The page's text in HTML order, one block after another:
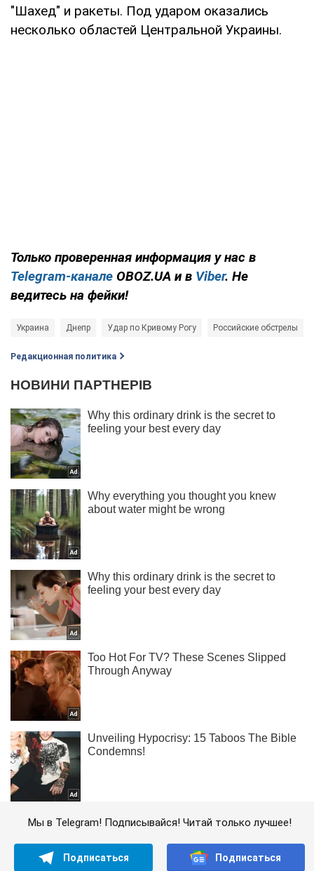
"Шахед" и ракеты. Под ударом оказались
несколько областей Центральной Украины.
Только проверенная информация у нас в
Telegram-канале OBOZ.UA и в Viber. Не
ведитесь на фейки!
Украина Днепр Удар по Кривому Рогу Российские обстрелы
Редакционная политика
Мы в Telegram! Подписывайся! Читай только лучшее!
Подписаться Подписаться